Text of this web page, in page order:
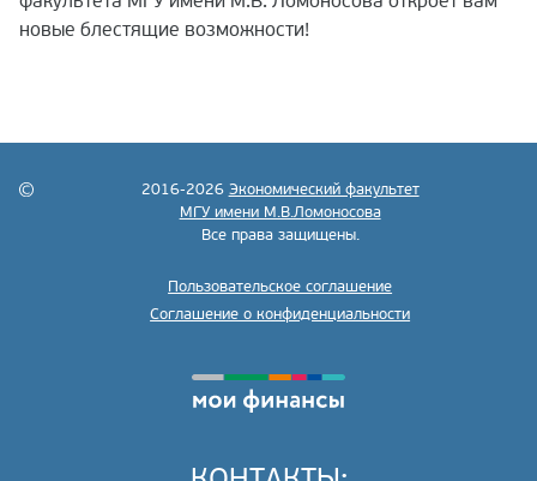
новые блестящие возможности!
2016-2026 Экономический факультет
МГУ имени М.В.Ломоносова
Все права защищены.
Пользовательское соглашение
Соглашение о конфиденциальности